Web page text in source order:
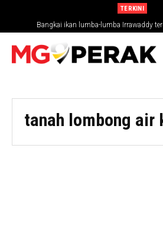
TERKINI
Bangkai ikan lumba-lumba Irrawaddy
tanah lombong air